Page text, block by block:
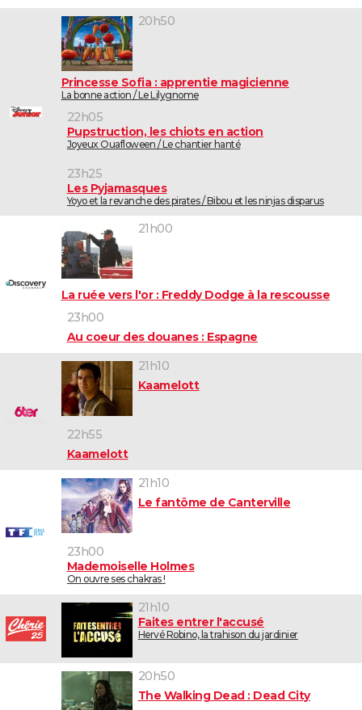
20h50
Princesse Sofia : apprentie magicienne
La bonne action / Le Lilygnome
22h05
Pupstruction, les chiots en action
Joyeux Ouafloween / Le chantier hanté
23h25
Les Pyjamasques
Yoyo et la revanche des pirates / Bibou et les ninjas disparus
21h00
La ruée vers l'or : Freddy Dodge à la rescousse
23h00
Au coeur des douanes : Espagne
21h10
Kaamelott
22h55
Kaamelott
21h10
Le fantôme de Canterville
23h00
Mademoiselle Holmes
On ouvre ses chakras !
21h10
Faites entrer l'accusé
Hervé Robino, la trahison du jardinier
20h50
The Walking Dead : Dead City